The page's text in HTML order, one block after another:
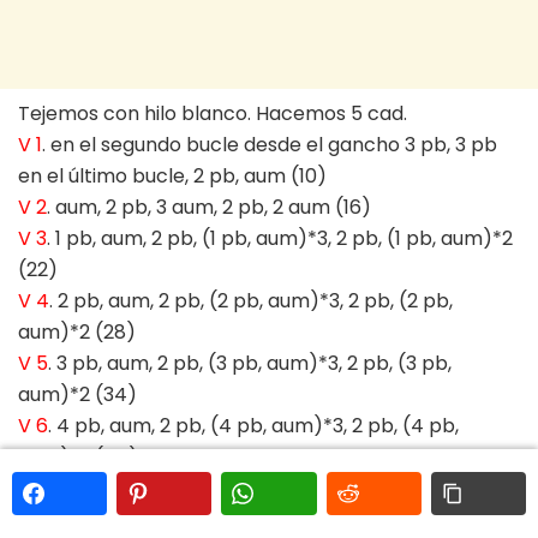
Tejemos con hilo blanco. Hacemos 5 cad.
V 1. en el segundo bucle desde el gancho 3 pb, 3 pb
en el último bucle, 2 pb, aum (10)
V 2. aum, 2 pb, 3 aum, 2 pb, 2 aum (16)
V 3. 1 pb, aum, 2 pb, (1 pb, aum)*3, 2 pb, (1 pb, aum)*2
(22)
V 4. 2 pb, aum, 2 pb, (2 pb, aum)*3, 2 pb, (2 pb,
aum)*2 (28)
V 5. 3 pb, aum, 2 pb, (3 pb, aum)*3, 2 pb, (3 pb,
aum)*2 (34)
V 6. 4 pb, aum, 2 pb, (4 pb, aum)*3, 2 pb, (4 pb,
aum)*2 (40)
V 7-9
. 40 pb (3 filas)